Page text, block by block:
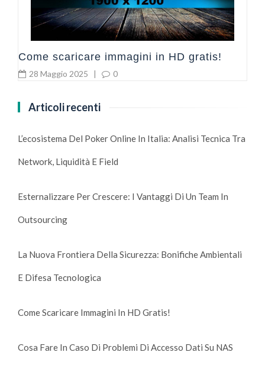
Come scaricare immagini in HD gratis!
28 Maggio 2025 | 0
Articoli recenti
L’ecosistema Del Poker Online In Italia: Analisi Tecnica Tra
Network, Liquidità E Field
Esternalizzare Per Crescere: I Vantaggi Di Un Team In
Outsourcing
La Nuova Frontiera Della Sicurezza: Bonifiche Ambientali
E Difesa Tecnologica
Come Scaricare Immagini In HD Gratis!
Cosa Fare In Caso Di Problemi Di Accesso Dati Su NAS